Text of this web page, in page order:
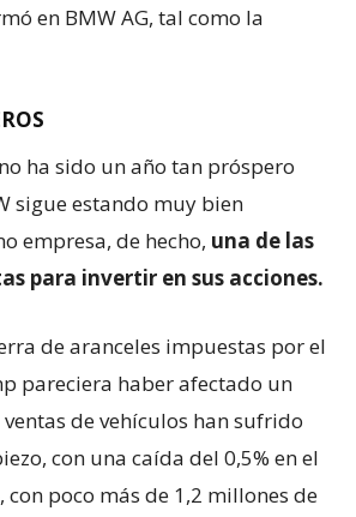
en BMW AG, tal como la
ha sido un año tan próspero
sigue estando muy bien
empresa, de hecho, una de las
para invertir en sus acciones.
de aranceles impuestas por el
pareciera haber afectado un
ventas de vehículos han sufrido
con una caída del 0,5% en el
con poco más de 1,2 millones de